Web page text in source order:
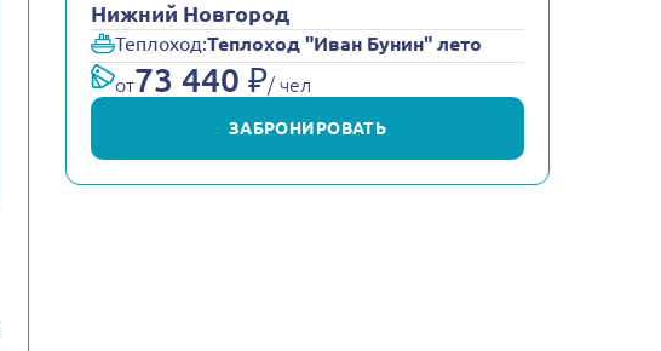
Нижний Новгород
Теплоход:Теплоход "Иван Бунин" лето
от73 440 ₽/ чел
ЗАБРОНИРОВАТЬ